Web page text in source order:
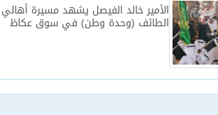
الأمير خالد الفيصل يشهد مسيرة أهالي
الطائف (وحدة وطن) في سوق عكاظ